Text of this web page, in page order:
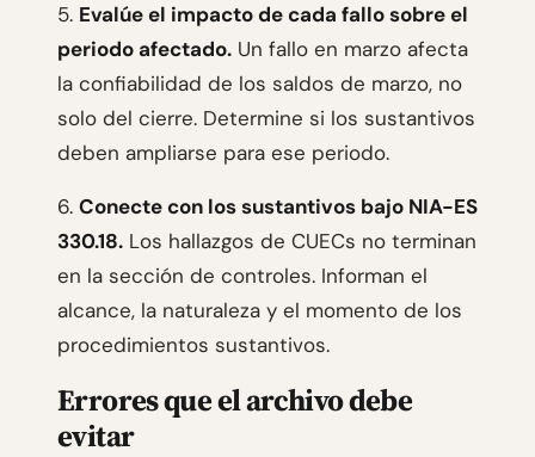
5. Evalúe el impacto de cada fallo sobre el
periodo afectado. Un fallo en marzo afecta
la confiabilidad de los saldos de marzo, no
solo del cierre. Determine si los sustantivos
deben ampliarse para ese periodo.
6. Conecte con los sustantivos bajo NIA-ES
330.18. Los hallazgos de CUECs no terminan
en la sección de controles. Informan el
alcance, la naturaleza y el momento de los
procedimientos sustantivos.
Errores que el archivo debe
evitar